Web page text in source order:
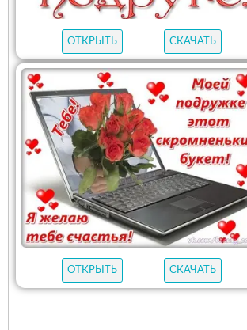
ОТКРЫТЬ СКАЧАТЬ
ОТКРЫТЬ
СКАЧАТЬ